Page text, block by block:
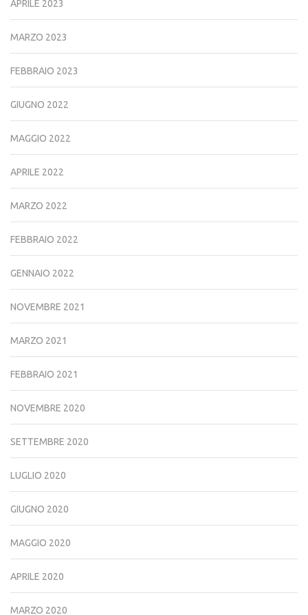
APRILE 2023
MARZO 2023
FEBBRAIO 2023
GIUGNO 2022
MAGGIO 2022
APRILE 2022
MARZO 2022
FEBBRAIO 2022
GENNAIO 2022
NOVEMBRE 2021
MARZO 2021
FEBBRAIO 2021
NOVEMBRE 2020
SETTEMBRE 2020
LUGLIO 2020
GIUGNO 2020
MAGGIO 2020
APRILE 2020
MARZO 2020